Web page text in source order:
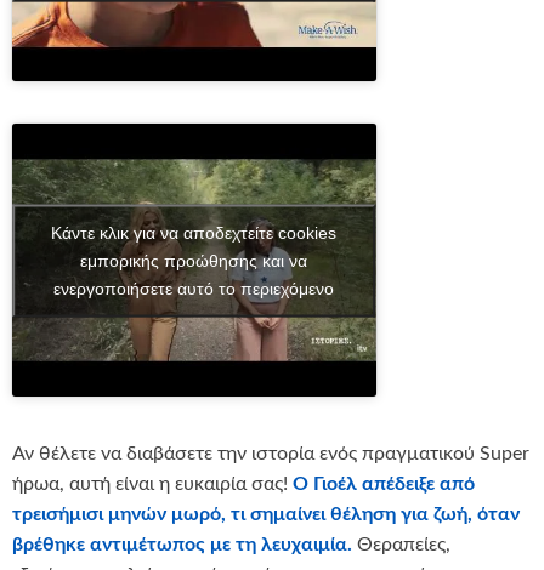
Κάντε κλικ για να αποδεχτείτε cookies
εμπορικής προώθησης και να
ενεργοποιήσετε αυτό το περιεχόμενο
Αν θέλετε να διαβάσετε την ιστορία ενός πραγματικού Super
ήρωα, αυτή είναι η ευκαιρία σας! Ο Γιοέλ απέδειξε από
τρεισήμισι μηνών μωρό, τι σημαίνει θέληση για ζωή, όταν
βρέθηκε αντιμέτωπος με τη λευχαιμία. Θεραπείες,